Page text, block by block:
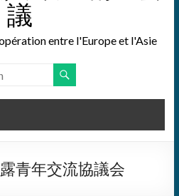
議
entre l'Europe et l'Asie
青年交流協議会